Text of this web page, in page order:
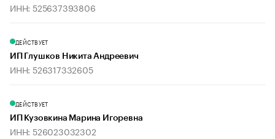
ИНН: 525637393806
ДЕЙСТВУЕТ
ИП Глушков Никита Андреевич
ИНН: 526317332605
ДЕЙСТВУЕТ
ИП Кузовкина Марина Игоревна
ИНН: 526023032302